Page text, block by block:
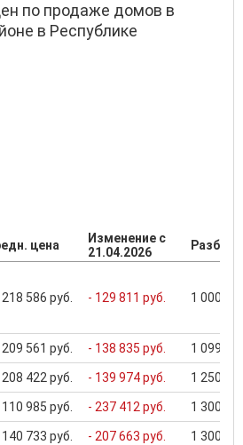
по продаже домов в
в Республике
цена
Изменение с
21.04.2026
586 руб. - 129 811 руб. 1 000
561 руб. - 138 835 руб. 1 099
422 руб. - 139 974 руб. 1 250
985 руб. - 237 412 руб. 1 300
733 руб. - 207 663 руб. 1 300